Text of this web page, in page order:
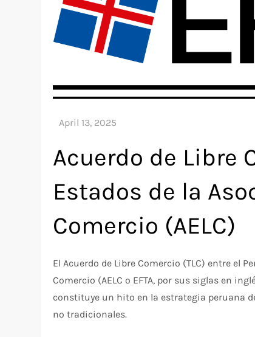
Acuerdo de Libre
Estados de la
Comercio (AELC)
El Acuerdo de Libre Comercio (TLC) entre el
Comercio (AELC o EFTA, por sus siglas en
constituye un hito en la estrategia peruana
no tradicionales.